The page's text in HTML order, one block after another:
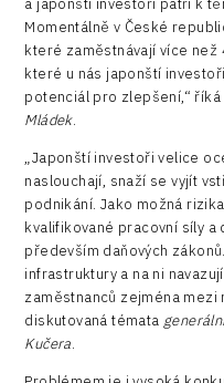
Momentálně v České
které zaměstnávají více
které u nás japonští
potenciál pro zlepšení,“ říká
Mládek.
„Japonští investoři velice
naslouchají, snaží se vyjít
podnikání. Jako možná
kvalifikované pracovní síly a
především daňových
infrastruktury a na ni
zaměstnanců zejména mezi
diskutovaná témata
Kučera.